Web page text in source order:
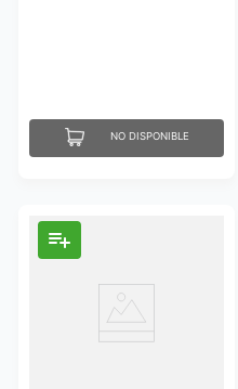
NO DISPONIBLE